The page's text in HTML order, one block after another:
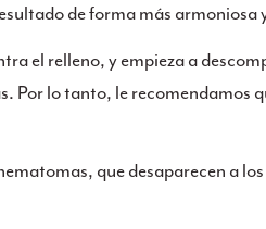
de forma más armoniosa
el relleno, y empieza a
lo tanto, le recomendamos
que desaparecen a